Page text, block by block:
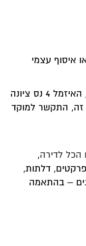
איסוף עצמי
נס ציונה
על מוצר זה, התקשר למוקד
הכל לדירה,
פרקטים, דלתות,
– בהתאמה